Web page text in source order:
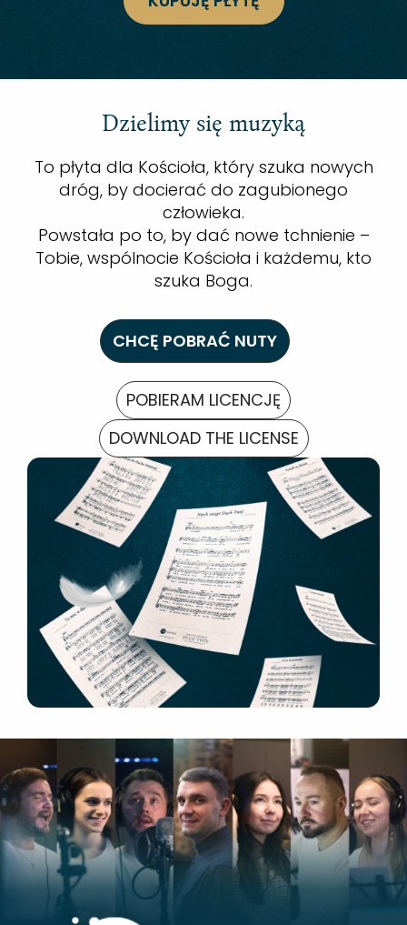
Dzielimy się muzyką
To płyta dla Kościoła, który szuka nowych
dróg, by docierać do zagubionego
człowieka.
Powstała po to, by dać nowe tchnienie –
Tobie, wspólnocie Kościoła i każdemu, kto
szuka Boga.
CHCĘ POBRAĆ NUTY
POBIERAM LICENCJĘ
DOWNLOAD THE LICENSE